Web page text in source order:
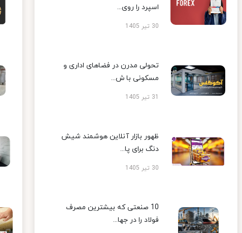
اسپرد را روی...
30 تیر 1405
تحولی مدرن در فضاهای اداری و
مسکونی با ش...
31 تیر 1405
ظهور بازار آنلاین هوشمند شیش
دنگ برای پا...
30 تیر 1405
10 صنعتی که بیشترین مصرف
فولاد را در جها...